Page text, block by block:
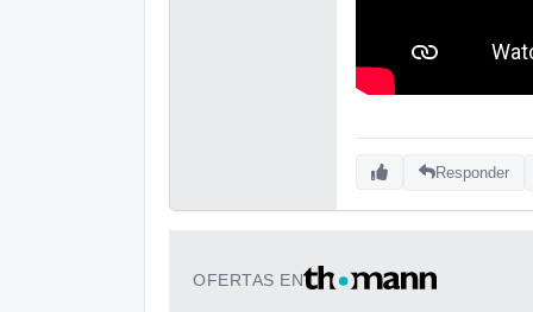
Responder
OFERTAS EN